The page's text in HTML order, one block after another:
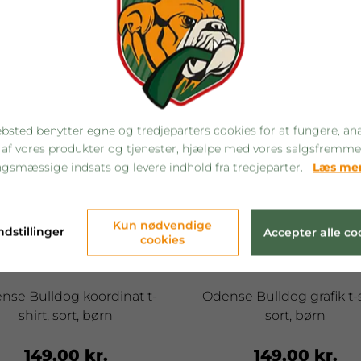
Bulldog koordinat t-
shirt, sort, børn
149,00 kr.
Odense Bulldog grafik t-
sort, børn
149,00 kr.
benytter egne og tredjeparters cookies for at fungere,
vores produkter og tjenester, hjælpe med vores
indsats og levere indhold fra tredjeparter. Læs
Kun nødvendige
cookies
Accepter alle